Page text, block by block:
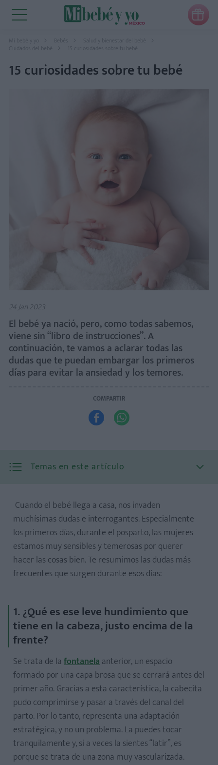

Mi bebé y yo Bebés
Salud y bienestar del bebé
15 curiosidades sobre tu bebé
15 curiosidades sobre tu bebé
24 Jan 2023
El bebé ya nació, pero, como todas sabemos,
viene sin “libro de instrucciones”. A
continuación, te vamos a aclarar todas las
dudas que te puedan embargar los primeros
días para evitar la ansiedad y los temores.
COMPARTIR
 
Temas en este artículo
Cuando el bebé llega a casa, nos invaden
muchísimas dudas e interrogantes. Especialmente
los primeros días, durante el posparto, las mujeres
estamos muy sensibles y temerosas por querer
hacer las cosas bien. Te resumimos las dudas más
frecuentes que surgen durante esos días:
1. ¿Qué es ese leve hundimiento que
tiene en la cabeza, justo encima de la
frente?
Se trata de la fontanelaanterior, un espacio
formado por una capa brosa que se cerrará antes del
primer año. Gracias a esta característica, la cabecita
pudo comprimirse y pasar a través del canal del
parto. Por lo tanto, representa una adaptación
estratégica, y no un problema. La puedes tocar
tranquilamente y, si a veces la sientes “latir”, es
porque se trata de una zona muy vascularizada.